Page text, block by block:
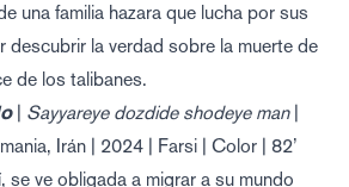
una familia hazara que lucha por sus
descubrir la verdad sobre la muerte de
de los talibanes.
| Sayyareye dozdide shodeye man|
Irán | 2024 | Farsi | Color | 82’
se ve obligada a migrar a su mundo